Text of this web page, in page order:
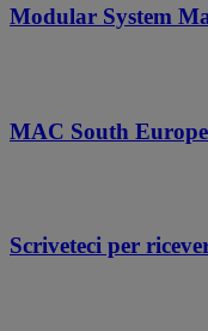
Modular System
MAC South
Scriveteci per